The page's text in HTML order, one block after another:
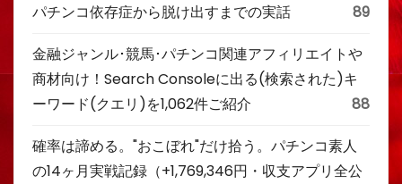
パチンコ依存症から脱け出すまでの実話 89
金融ジャンル･競馬･パチンコ関連アフィリエイトや
商材向け！Search Consoleに出る(検索された)キ
ーワード(クエリ)を1,062件ご紹介
88
確率は諦める。"おこぼれ"だけ拾う。パチンコ素人
の14ヶ月実戦記録（+1,769,346円・収支アプリ全公